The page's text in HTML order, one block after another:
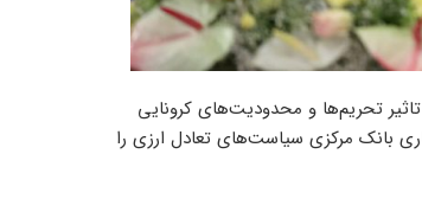
تحریم‌ها و محدودیت‌های کرونایی
بانک مرکزی سیاست‌های تعادل ارزی را